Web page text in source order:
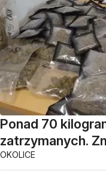
Ponad 70
zatrzymanych.
OKOLICE